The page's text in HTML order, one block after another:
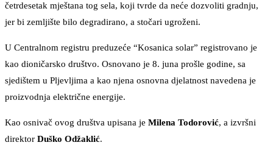
četrdesetak mještana tog sela, koji tvrde da neće dozvoliti gradnju,
jer bi zemljište bilo degradirano, a stočari ugroženi.
U Centralnom registru preduzeće “Kosanica solar” registrovano je
kao dioničarsko društvo. Osnovano je 8. juna prošle godine, sa
sjedištem u Pljevljima a kao njena osnovna djelatnost navedena je
proizvodnja električne energije.
Kao osnivač ovog društva upisana je Milena Todorović, a izvršni
direktor Duško Odžaklić.